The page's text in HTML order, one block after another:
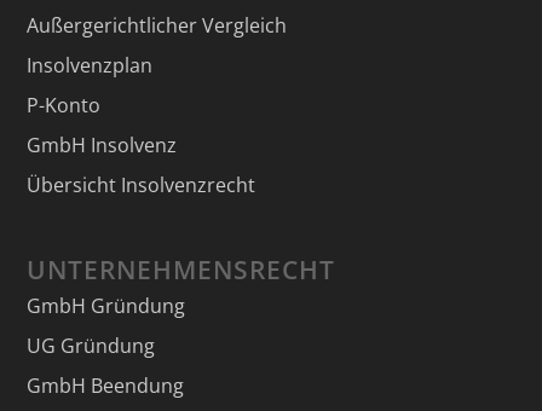
Außergerichtlicher Vergleich
Insolvenzplan
P-Konto
GmbH Insolvenz
Übersicht Insolvenzrecht
UNTERNEHMENSRECHT
GmbH Gründung
UG Gründung
GmbH Beendung